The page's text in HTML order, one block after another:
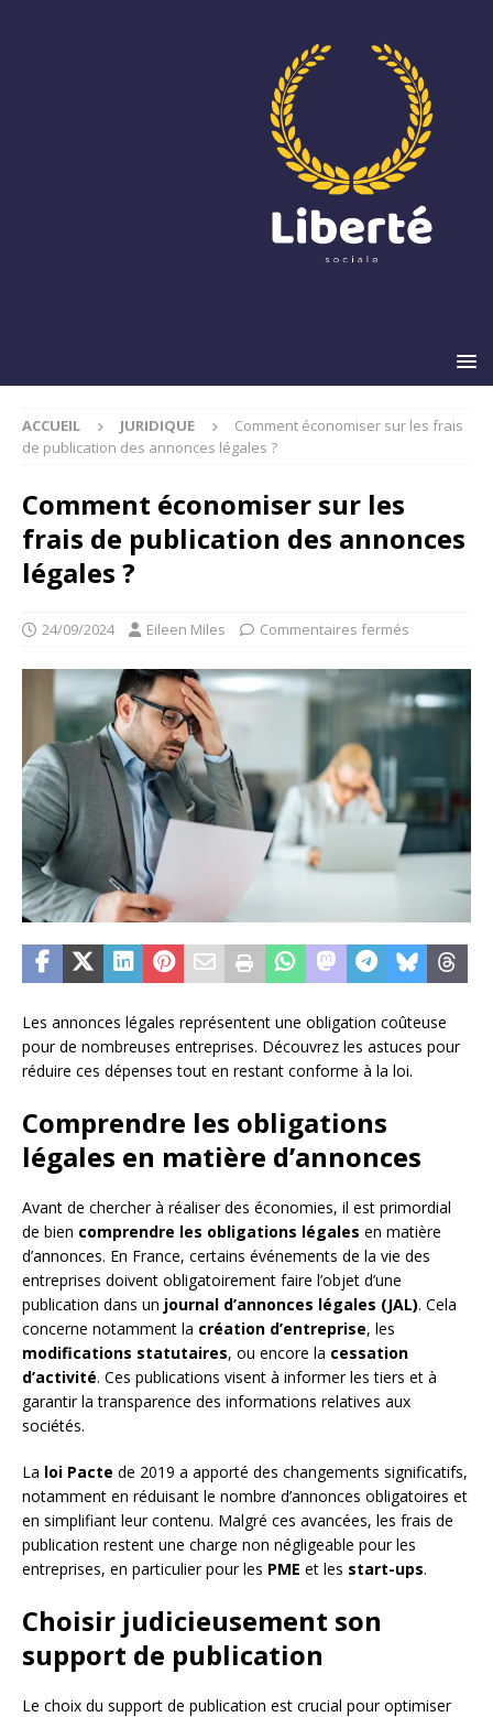
ACCUEIL JURIDIQUE
Comment économiser sur les frais
de publication des annonces légales ?
Comment économiser sur les
frais de publication des annonces
légales ?
24/09/2024 Eileen Miles Commentaires fermés
Les annonces légales représentent une obligation coûteuse
pour de nombreuses entreprises. Découvrez les astuces pour
réduire ces dépenses tout en restant conforme à la loi.
Comprendre les obligations
légales en matière d’annonces
Avant de chercher à réaliser des économies, il est primordial
de bien comprendre les obligations légales en matière
d’annonces. En France, certains événements de la vie des
entreprises doivent obligatoirement faire l’objet d’une
publication dans un journal d’annonces légales (JAL). Cela
concerne notamment la création d’entreprise, les
modifications statutaires, ou encore la cessation
d’activité. Ces publications visent à informer les tiers et à
garantir la transparence des informations relatives aux
sociétés.
La loi Pacte de 2019 a apporté des changements significatifs,
notamment en réduisant le nombre d’annonces obligatoires et
en simplifiant leur contenu. Malgré ces avancées, les frais de
publication restent une charge non négligeable pour les
entreprises, en particulier pour les PME et les start-ups.
Choisir judicieusement son
support de publication
Le choix du support de publication est crucial pour optimiser